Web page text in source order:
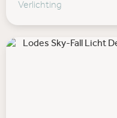
Verlichting